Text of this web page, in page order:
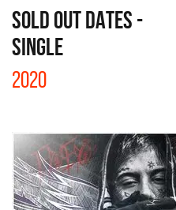
SOLD OUT DATES -
SINGLE
2020